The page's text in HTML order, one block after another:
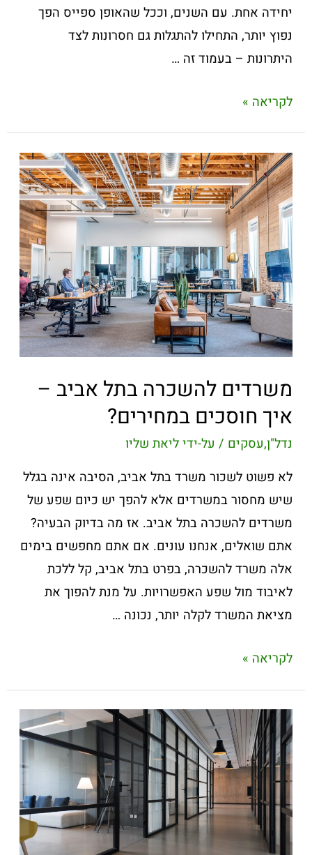
יחידה אחת. עם השנים, וככל שהאופן ספייס הפך
נפוץ יותר, התחילו להתגלות גם חסרונות לצד
היתרונות – בעמוד זה …
לקריאה »
משרדים להשכרה בתל אביב –
איך חוסכים במחירים?
נדל"ן,עסקים / על-ידיליאת שליו
לא פשוט לשכור משרד בתל אביב, הסיבה אינה בגלל
שיש מחסור במשרדים אלא להפך יש כיום שפע של
משרדים להשכרה בתל אביב. אז מה בדיוק הבעיה?
אתם שואלים, אנחנו עונים. אם אתם מחפשים בימים
אלה משרד להשכרה, בפרט בתל אביב, קל ללכת
לאיבוד מול שפע האפשרויות. על מנת להפוך את
מציאת המשרד לקלה יותר, נכונה …
לקריאה »